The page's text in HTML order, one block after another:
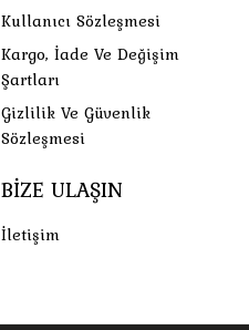
Kullanıcı Sözleşmesi
Kargo, İade Ve Değişim
Şartları
Gizlilik Ve Güvenlik
Sözleşmesi
BIZE ULAŞIN
İletişim